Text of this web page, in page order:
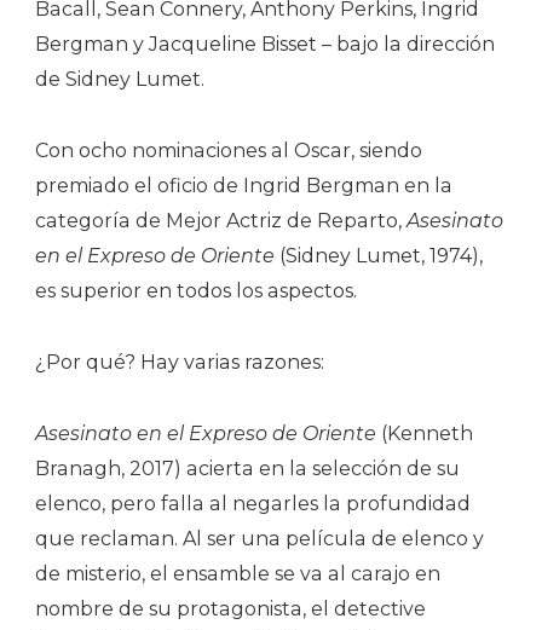
Bacall, Sean Connery, Anthony Perkins, Ingrid
Bergman y Jacqueline Bisset – bajo la dirección
de Sidney Lumet.
Con ocho nominaciones al Oscar, siendo
premiado el oficio de Ingrid Bergman en la
categoría de Mejor Actriz de Reparto,Asesinato
en el Expreso de Oriente (Sidney Lumet, 1974),
es superior en todos los aspectos.
¿Por qué? Hay varias razones:
Asesinato en el Expreso de Oriente (Kenneth
Branagh, 2017) acierta en la selección de su
elenco, pero falla al negarles la profundidad
que reclaman. Al ser una película de elenco y
de misterio, el ensamble se va al carajo en
nombre de su protagonista, el detective